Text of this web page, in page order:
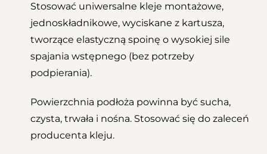
Stosować uniwersalne kleje montażowe,
jednoskładnikowe, wyciskane z kartusza,
tworzące elastyczną spoinę o wysokiej sile
spajania wstępnego (bez potrzeby
podpierania).
Powierzchnia podłoża powinna być sucha,
czysta, trwała i nośna. Stosować się do zaleceń
producenta kleju.